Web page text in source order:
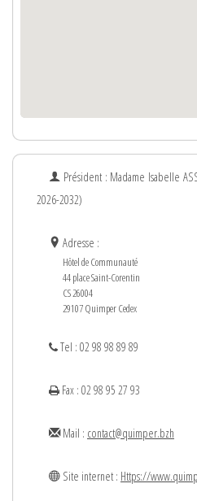
Président : Madame Isabelle
2026-2032)
Adresse :
Hôtel de Communauté
44 place Saint-Corentin
CS 26004
29107 Quimper Cedex
Tel : 02 98 98 89 89
Fax : 02 98 95 27 93
Mail : contact@quimper.bzh
Site internet : Https://